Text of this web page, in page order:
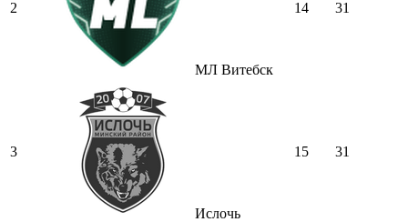
2
МЛ Витебск
14 31
3
Ислочь
15 31